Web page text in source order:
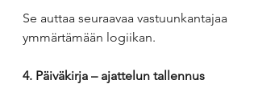
Se auttaa seuraavaa vastuunkantajaa
ymmärtämään logiikan.
4. Päiväkirja – ajattelun tallennus